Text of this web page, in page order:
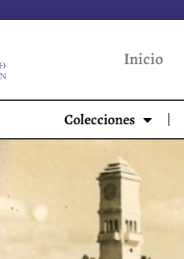
Inicio
Colecciones